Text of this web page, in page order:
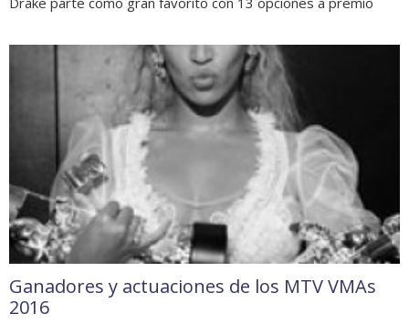
Ganadores y actuaciones de los MTV VMAs
2016